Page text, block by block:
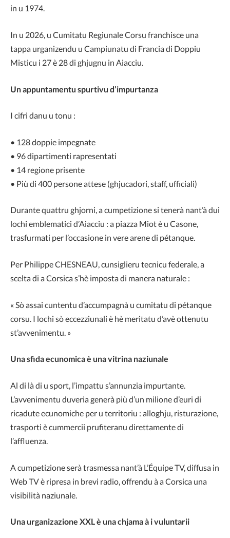
in u 1974.
In u 2026, u Cumitatu Regiunale Corsu franchisce una
tappa urganizendu u Campiunatu di Francia di Doppiu
Misticu i 27 è 28 di ghjugnu in Aiacciu.
Un appuntamentu spurtivu d’impurtanza
I cifri danu u tonu :
• 128 doppie impegnate
• 96 dipartimenti rapresentati
• 14 regione prisente
• Più di 400 persone attese (ghjucadori, staff, ufficiali)
Durante quattru ghjorni, a cumpetizione si tenerà nant’à dui
lochi emblematici d’Aiacciu : a piazza Miot è u Casone,
trasfurmati per l’occasione in vere arene di pétanque.
Per Philippe CHESNEAU, cunsiglieru tecnicu federale, a
scelta di a Corsica s’hè imposta di manera naturale :
« Sò assai cuntentu d’accumpagnà u cumitatu di pétanque
corsu. I lochi sò eccezziunali è hè meritatu d’avè ottenutu
st’avvenimentu. »
Una sfida ecunomica è una vitrina naziunale
Al di là di u sport, l’impattu s’annunzia impurtante.
L’avvenimentu duveria generà più d’un milione d’euri di
ricadute ecunomiche per u territoriu : alloghju, risturazione,
trasporti è cummercii prufiteranu direttamente di
l’affluenza.
A cumpetizione serà trasmessa nant’à L’Équipe TV, diffusa in
Web TV è ripresa in brevi radio, offrendu à a Corsica una
visibilità naziunale.
Una urganizazione XXL è una chjama à i vuluntarii